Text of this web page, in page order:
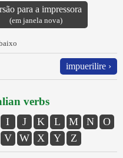
para a impressora
(em janela nova)
impuerilire ›
verbs
I J K L M N
O
V W X Y Z